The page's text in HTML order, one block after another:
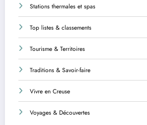
Stations thermales et spas
Top listes & classements
Tourisme & Territoires
Traditions & Savoir-faire
Vivre en Creuse
Voyages & Découvertes